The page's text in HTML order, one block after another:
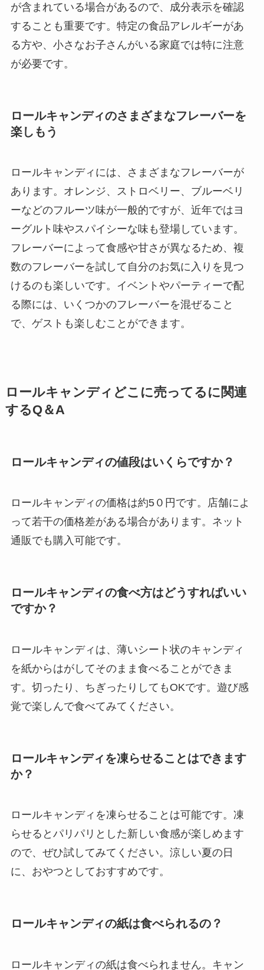
が含まれている場合があるので、成分表示を確認
することも重要です。特定の食品アレルギーがあ
る方や、小さなお子さんがいる家庭では特に注意
が必要です。
ロールキャンディのさまざまなフレーバーを
楽しもう
ロールキャンディには、さまざまなフレーバーが
あります。オレンジ、ストロベリー、ブルーベリ
ーなどのフルーツ味が一般的ですが、近年ではヨ
ーグルト味やスパイシーな味も登場しています。
フレーバーによって食感や甘さが異なるため、複
数のフレーバーを試して自分のお気に入りを見つ
けるのも楽しいです。イベントやパーティーで配
る際には、いくつかのフレーバーを混ぜること
で、ゲストも楽しむことができます。
ロールキャンディどこに売ってるに関連
するQ＆A
ロールキャンディの値段はいくらですか？
ロールキャンディの価格は約5０円です。店舗によ
って若干の価格差がある場合があります。ネット
通販でも購入可能です。
ロールキャンディの食べ方はどうすればいい
ですか？
ロールキャンディは、薄いシート状のキャンディ
を紙からはがしてそのまま食べることができま
す。切ったり、ちぎったりしてもOKです。遊び感
覚で楽しんで食べてみてください。
ロールキャンディを凍らせることはできます
か？
ロールキャンディを凍らせることは可能です。凍
らせるとパリパリとした新しい食感が楽しめます
ので、ぜひ試してみてください。涼しい夏の日
に、おやつとしておすすめです。
ロールキャンディの紙は食べられるの？
ロールキャンディの紙は食べられません。キャン